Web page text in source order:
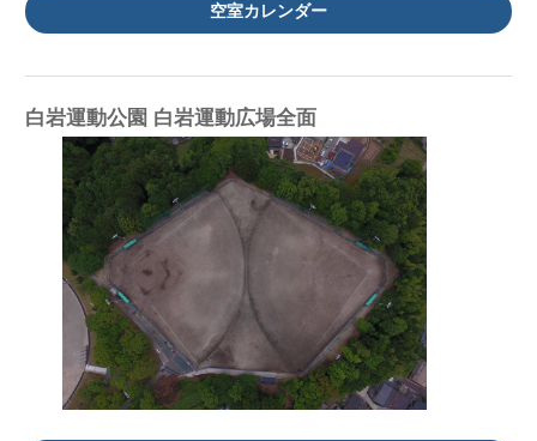
空室カレンダー
白岩運動公園 白岩運動広場全面